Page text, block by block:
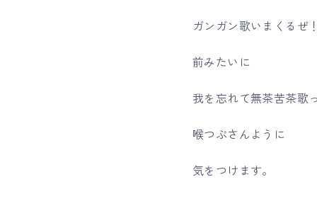
ガンガン歌いまくるぜ！
前みたいに
我を忘れて無茶苦茶歌
喉つぶさんように
気をつけます。